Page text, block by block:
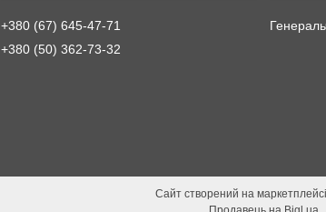
+380 (67) 645-47-71
+380 (50) 362-73-32
Сайт створений на маркетплейсі